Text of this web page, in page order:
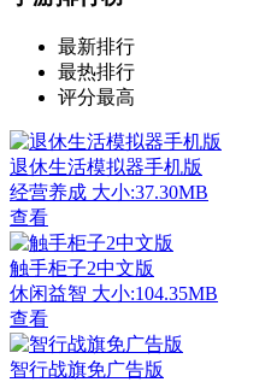
最新排行
最热排行
评分最高
退休生活模拟器手机版
经营养成 大小:37.30MB
查看
触手柜子2中文版
休闲益智 大小:104.35MB
查看
智行战旗免广告版